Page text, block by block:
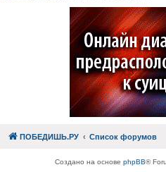
ПОБЕДИШЬ.РУ Список форумов
Создано на основе phpBB®